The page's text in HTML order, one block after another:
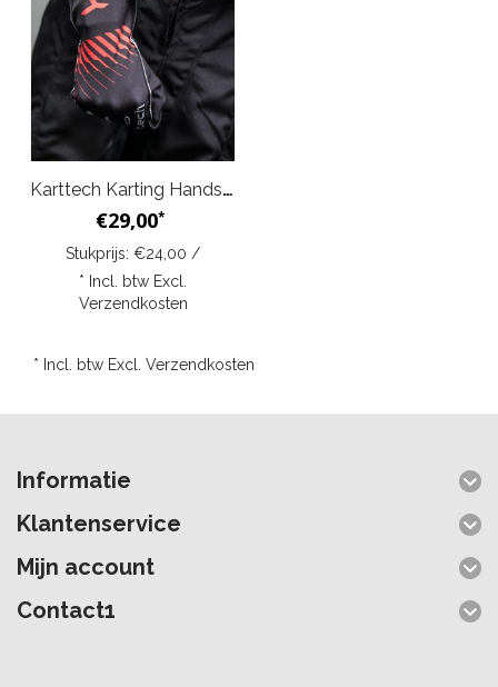
Karttech Karting Handschoenen Eagle Zwart Rood
€29,00*
Stukprijs: €24,00 /
* Incl. btw Excl.
Verzendkosten
* Incl. btw Excl. Verzendkosten
Informatie
Klantenservice
Mijn account
Contact1